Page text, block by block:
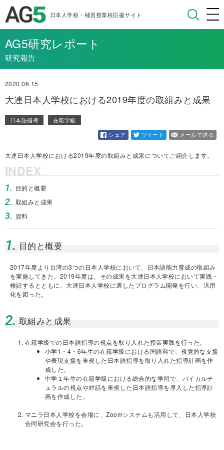
日本人学校・補習授業校応援サイト
AG5研究レポート
研究報告
2020.06.15
大連日本人学校における2019年度の取組みと成果
日本語指導
在籍学級
シェア
ツイート メールで送る
大連日本人学校における2019年度の取組みと成果についてご紹介します。
INDEX
1. 目的と概要
2. 取組みと成果
3. 資料
1. 目的と概要
2017年度より台湾の3つの日本人学校において、日本語能力育成の取組み
を実施してきた。2019年度は、その成果を大連日本人学校において実践・
検証するとともに、大連日本人学校に適したプログラム開発を行い、汎用
化を図った。
2. 取組みと成果
在籍学級での日本語指導の視点を取り入れた授業実践を行った。
小学1・4・6年生の在籍学級における国語科で、視覚的な支援
や表現支援を重視した日本語指導を取り入れた指導計画を作
成した。
中学１年生の在籍学級における総合的な学習で、バイカルチ
ュラルの視点や対話を重視した日本語指導を導入した指導計
画を作成した。
マニラ日本人学校を会場に、Zoomシステムも活用して、日本人学校
合同研究会を行った。